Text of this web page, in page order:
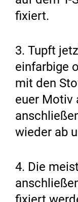
fixiert.
3. Tupft
einfarbige
mit den
euer Motiv
wieder ab
4. Die